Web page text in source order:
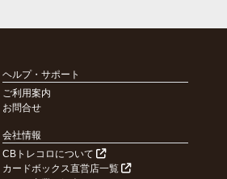
ヘルプ・サポート
ご利用案内
お問合せ
会社情報
CBトレコロについて
カードボックス直営店一覧